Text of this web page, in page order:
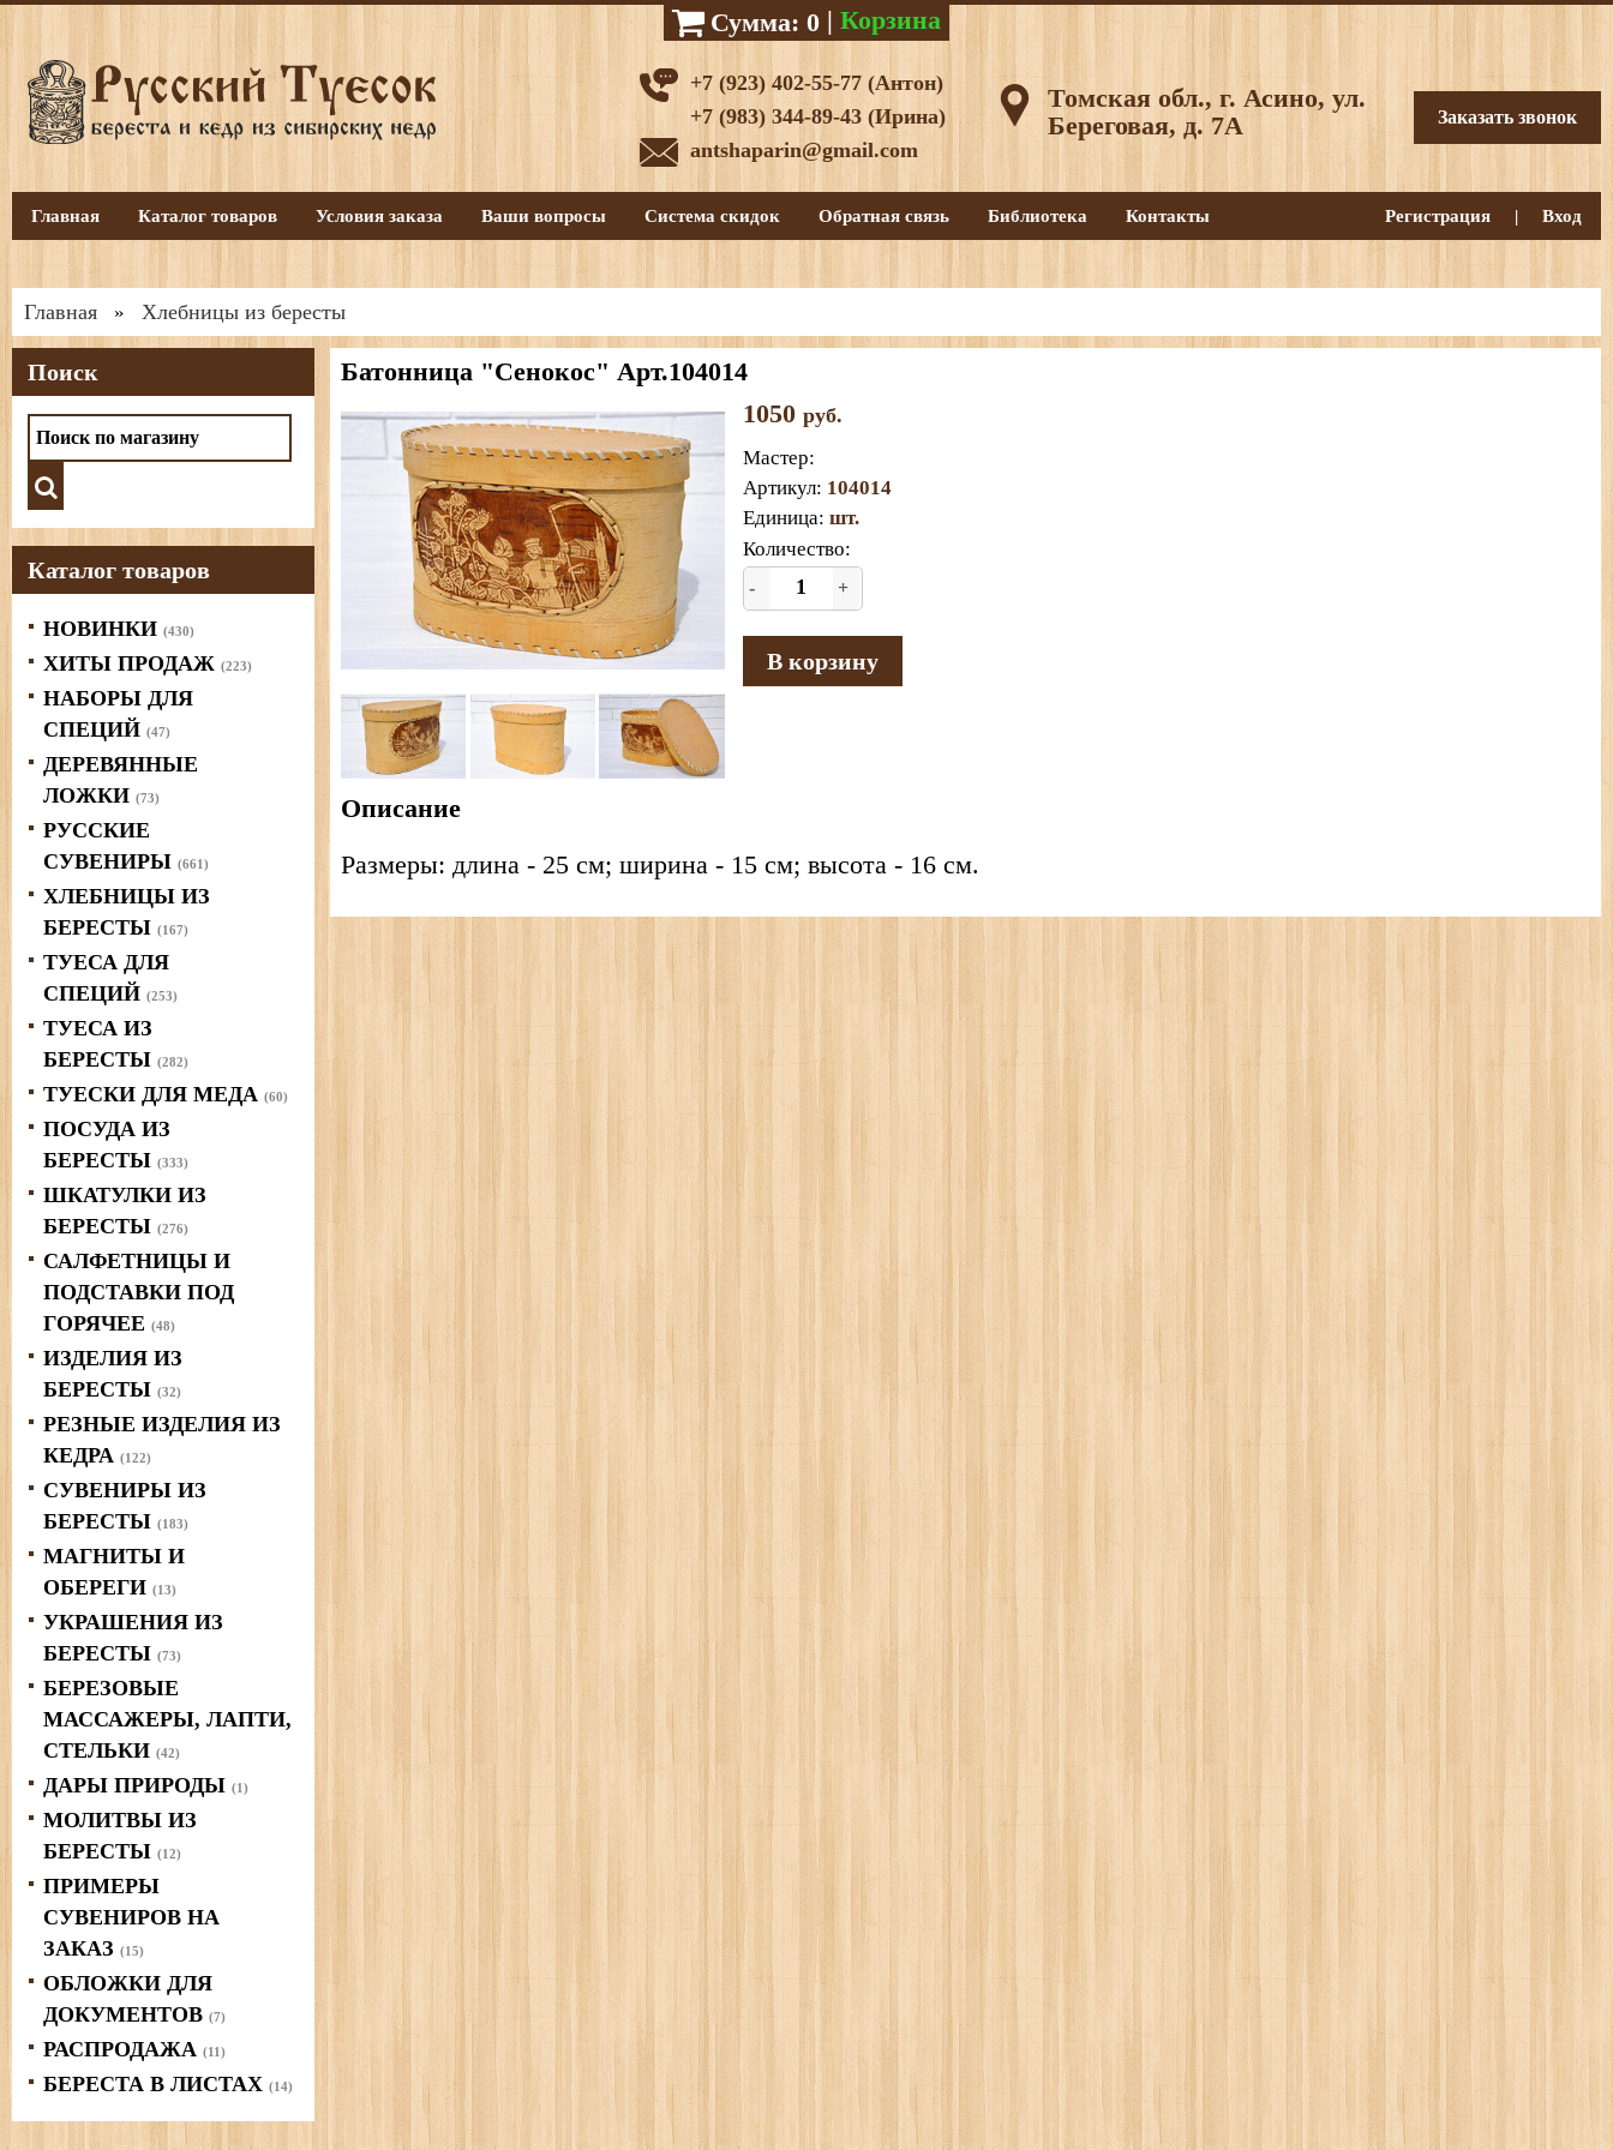
Сумма: 0 | Корзина
Главная Каталог товаров Условия заказа Ваши вопросы Система скидок Обратная связь Библиотека Контакты Регистрация | Вход
+7 (923) 402-55-77 (Антон)
+7 (983) 344-89-43 (Ирина)
antshaparin@gmail.com
Томская обл., г. Асино, ул.
Береговая, д. 7А
Заказать звонок
Главная » Хлебницы из бересты
Батонница "Сенокос" Арт.104014
1050 руб.
Мастер:
Артикул: 104014
Единица: шт.
Количество:
- +
В корзину
Описание
Размеры: длина - 25 см; ширина - 15 см; высота - 16 см.
Поиск
Каталог товаров
НОВИНКИ (430)
ХИТЫ ПРОДАЖ (223)
НАБОРЫ ДЛЯ
СПЕЦИЙ (47)
ДЕРЕВЯННЫЕ
ЛОЖКИ (73)
РУССКИЕ
СУВЕНИРЫ (661)
ХЛЕБНИЦЫ ИЗ
БЕРЕСТЫ (167)
ТУЕСА ДЛЯ
СПЕЦИЙ (253)
ТУЕСА ИЗ
БЕРЕСТЫ (282)
ТУЕСКИ ДЛЯ МЕДА (60)
ПОСУДА ИЗ
БЕРЕСТЫ (333)
ШКАТУЛКИ ИЗ
БЕРЕСТЫ (276)
САЛФЕТНИЦЫ И
ПОДСТАВКИ ПОД
ГОРЯЧЕЕ (48)
ИЗДЕЛИЯ ИЗ
БЕРЕСТЫ (32)
РЕЗНЫЕ ИЗДЕЛИЯ ИЗ
КЕДРА (122)
СУВЕНИРЫ ИЗ
БЕРЕСТЫ (183)
МАГНИТЫ И
ОБЕРЕГИ (13)
УКРАШЕНИЯ ИЗ
БЕРЕСТЫ (73)
БЕРЕЗОВЫЕ
МАССАЖЕРЫ, ЛАПТИ,
СТЕЛЬКИ (42)
ДАРЫ ПРИРОДЫ (1)
МОЛИТВЫ ИЗ
БЕРЕСТЫ (12)
ПРИМЕРЫ
СУВЕНИРОВ НА
ЗАКАЗ (15)
ОБЛОЖКИ ДЛЯ
ДОКУМЕНТОВ (7)
РАСПРОДАЖА (11)
БЕРЕСТА В ЛИСТАХ (14)